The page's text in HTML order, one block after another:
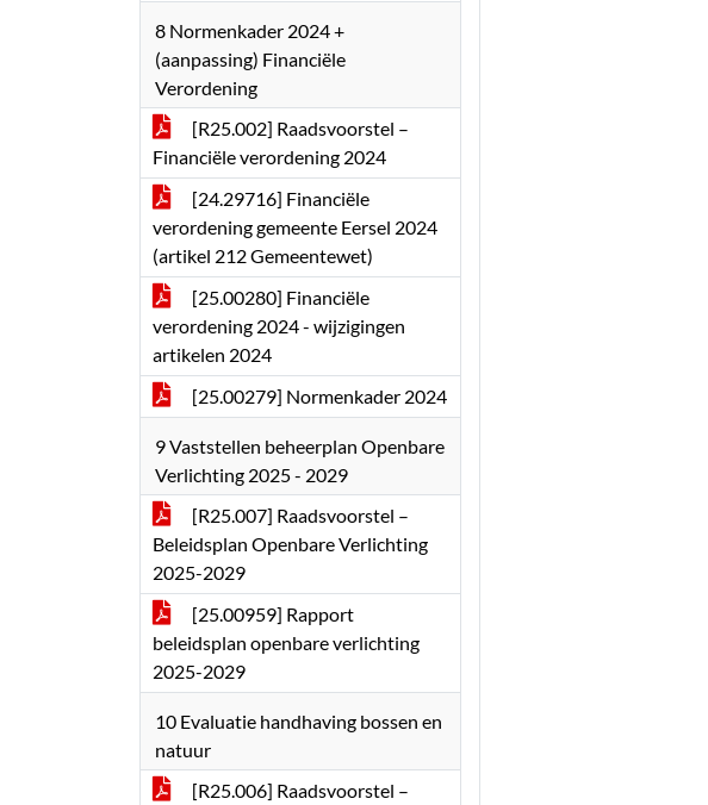
8 Normenkader 2024 +
(aanpassing) Financiële
Verordening
[R25.002] Raadsvoorstel –
Financiële verordening 2024
[24.29716] Financiële
verordening gemeente Eersel 2024
(artikel 212 Gemeentewet)
[25.00280] Financiële
verordening 2024 - wijzigingen
artikelen 2024
[25.00279] Normenkader 2024
9 Vaststellen beheerplan Openbare
Verlichting 2025 - 2029
[R25.007] Raadsvoorstel –
Beleidsplan Openbare Verlichting
2025-2029
[25.00959] Rapport
beleidsplan openbare verlichting
2025-2029
10 Evaluatie handhaving bossen en
natuur
[R25.006] Raadsvoorstel –